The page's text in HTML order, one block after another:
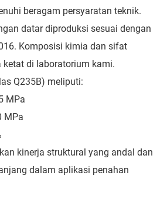
beragam persyaratan teknik.
datar diproduksi sesuai dengan
Komposisi kimia dan sifat
ketat di laboratorium kami.
Q235B) meliputi:
MPa
MPa
kinerja struktural yang andal dan
dalam aplikasi penahan